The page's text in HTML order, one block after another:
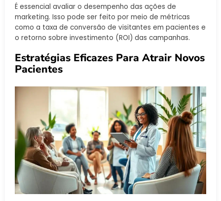
É essencial avaliar o desempenho das ações de
marketing. Isso pode ser feito por meio de métricas
como a taxa de conversão de visitantes em pacientes e
o retorno sobre investimento (ROI) das campanhas.
Estratégias Eficazes Para Atrair Novos
Pacientes